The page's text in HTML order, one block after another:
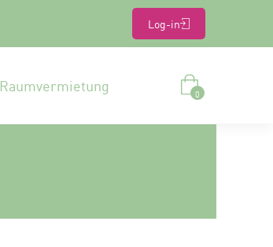
Log-in
Raumvermietung 0